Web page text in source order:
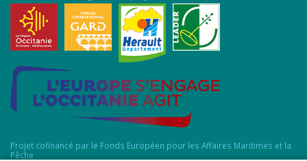
Projet cofinancé par le Fonds Européen pour les Affaires Maritimes et la
Pêche